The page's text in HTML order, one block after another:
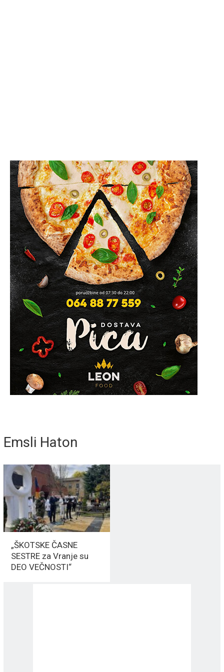
Emsli Haton
„ŠKOTSKE ČASNE
SESTRE za Vranje su
DEO VEČNOSTI“